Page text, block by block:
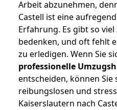
Arbeit abzunehmen,
Castell ist eine
Erfahrung. Es gibt so viel
bedenken, und oft fehlt
zu erledigen. Wenn Sie
professionelle
entscheiden, können Sie
reibungslosen und
Kaiserslautern nach